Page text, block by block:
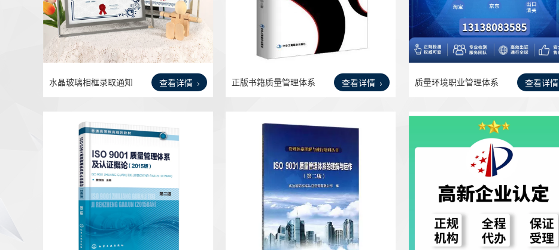
查看详情
水晶玻璃相框录取通知
查看详情
正版书籍质量管理体系
查看详情
质量环境职业管理体系